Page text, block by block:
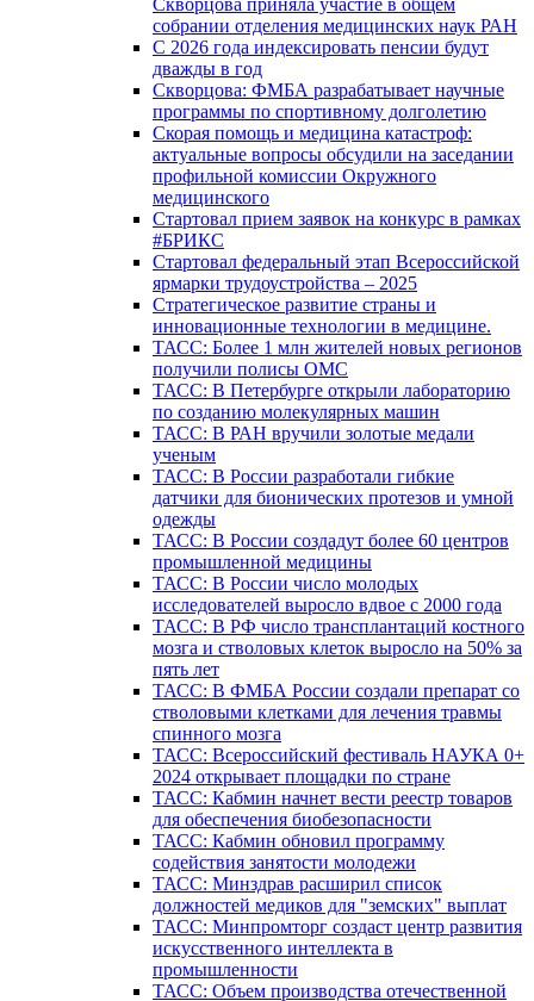
Скворцова приняла участие в общем
собрании отделения медицинских наук РАН
С 2026 года индексировать пенсии будут
дважды в год
Скворцова: ФМБА разрабатывает научные
программы по спортивному долголетию
Скорая помощь и медицина катастроф:
актуальные вопросы обсудили на заседании
профильной комиссии Окружного
медицинского
Стартовал прием заявок на конкурс в рамках
#БРИКС
Стартовал федеральный этап Всероссийской
ярмарки трудоустройства – 2025
Стратегическое развитие страны и
инновационные технологии в медицине.
ТАСС: Более 1 млн жителей новых регионов
получили полисы ОМС
ТАСС: В Петербурге открыли лабораторию
по созданию молекулярных машин
ТАСС: В РАН вручили золотые медали
ученым
ТАСС: В России разработали гибкие
датчики для бионических протезов и умной
одежды
ТАСС: В России создадут более 60 центров
промышленной медицины
ТАСС: В России число молодых
исследователей выросло вдвое с 2000 года
ТАСС: В РФ число трансплантаций костного
мозга и стволовых клеток выросло на 50% за
пять лет
ТАСС: В ФМБА России создали препарат со
стволовыми клетками для лечения травмы
спинного мозга
ТАСС: Всероссийский фестиваль НАУКА 0+
2024 открывает площадки по стране
ТАСС: Кабмин начнет вести реестр товаров
для обеспечения биобезопасности
ТАСС: Кабмин обновил программу
содействия занятости молодежи
ТАСС: Минздрав расширил список
должностей медиков для "земских" выплат
ТАСС: Минпромторг создаст центр развития
искусственного интеллекта в
промышленности
ТАСС: Объем производства отечественной